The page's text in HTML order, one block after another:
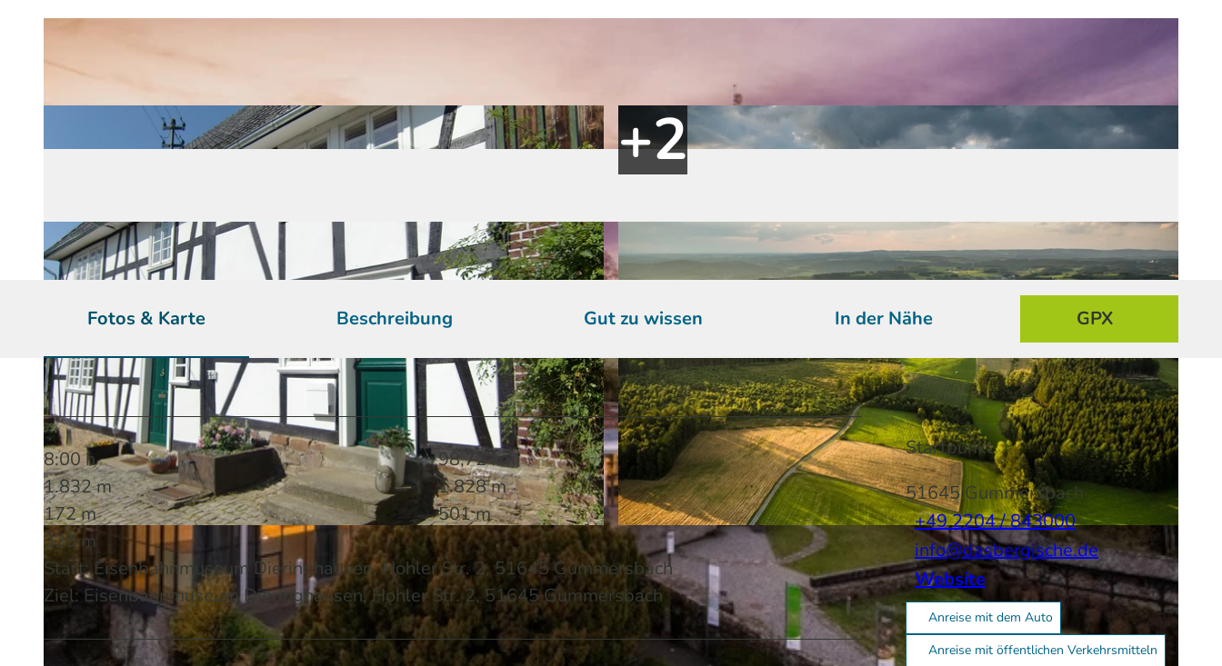
© Sabine Dohrmann / Das Bergische | KI-optimiert | CC-BY-SA © Dominik Ketz | KI-optimiert
Fotos & Karte Beschreibung Gut zu wissen In der Nähe GPX
8:00 h
98,72 km
1.832 m
1.828 m
172 m
501 m
329 m
Start: Eisenbahnmuseum Dieringhausen, Hohler Str. 2, 51645 Gummersbach
Ziel: Eisenbahnmuseum Dieringhausen, Hohler Str. 2, 51645 Gummersbach
Startpunkt
51645Gummersbach
+49 2204 / 843000
info@dasbergische.de
Website
Anreise mit dem Auto
Anreise mit öffentlichen Verkehrsmitteln